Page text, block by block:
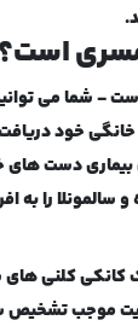
.
مسری است؟
- شما می
خود دریافت
دست های
سالمونلا را به
کانکی کلنی های
موجب تشخیص